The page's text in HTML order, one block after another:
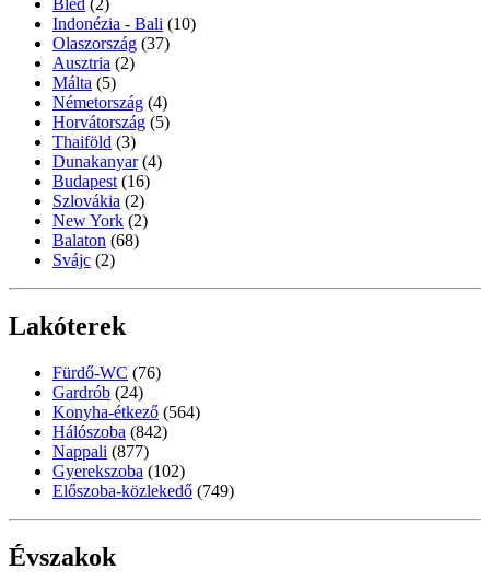
Bled (2)
Indonézia - Bali (10)
Olaszország (37)
Ausztria (2)
Málta (5)
Németország (4)
Horvátország (5)
Thaiföld (3)
Dunakanyar (4)
Budapest (16)
Szlovákia (2)
New York (2)
Balaton (68)
Svájc (2)
Lakóterek
Fürdő-WC (76)
Gardrób (24)
Konyha-étkező (564)
Hálószoba (842)
Nappali (877)
Gyerekszoba (102)
Előszoba-közlekedő (749)
Évszakok